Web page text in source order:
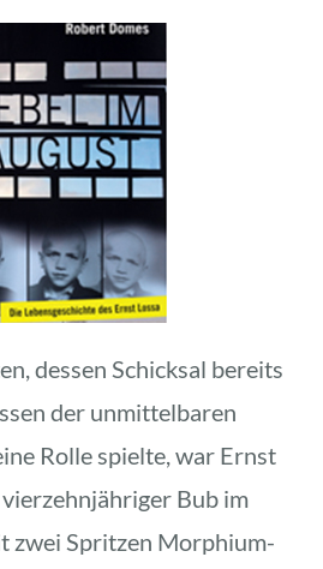
dessen Schicksal bereits
der unmittelbaren
Rolle spielte, war Ernst
vierzehnjähriger Bub im
zwei Spritzen Morphium-